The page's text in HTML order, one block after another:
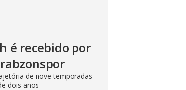
é recebido por
de nove temporadas
dois anos